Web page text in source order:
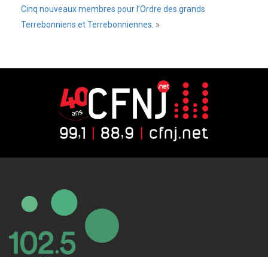
Cinq nouveaux membres pour l’Ordre des grands
Terrebonniens et Terrebonniennes. »